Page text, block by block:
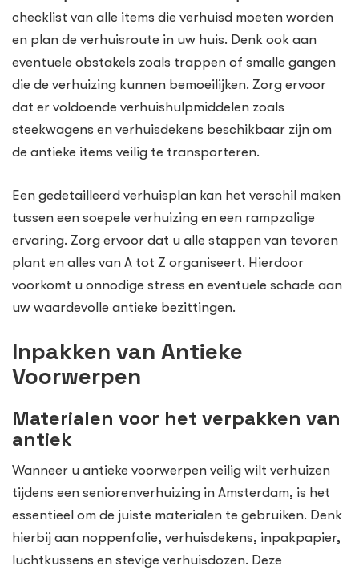
checklist van alle items die verhuisd moeten worden
en plan de verhuisroute in uw huis. Denk ook aan
eventuele obstakels zoals trappen of smalle gangen
die de verhuizing kunnen bemoeilijken. Zorg ervoor
dat er voldoende verhuishulpmiddelen zoals
steekwagens en verhuisdekens beschikbaar zijn om
de antieke items veilig te transporteren.
Een gedetailleerd verhuisplan kan het verschil maken
tussen een soepele verhuizing en een rampzalige
ervaring. Zorg ervoor dat u alle stappen van tevoren
plant en alles van A tot Z organiseert. Hierdoor
voorkomt u onnodige stress en eventuele schade aan
uw waardevolle antieke bezittingen.
Inpakken van Antieke
Voorwerpen
Materialen voor het verpakken van
antiek
Wanneer u antieke voorwerpen veilig wilt verhuizen
tijdens een seniorenverhuizing in Amsterdam, is het
essentieel om de juiste materialen te gebruiken. Denk
hierbij aan noppenfolie, verhuisdekens, inpakpapier,
luchtkussens en stevige verhuisdozen. Deze